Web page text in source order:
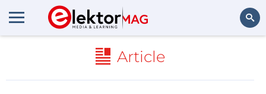
Article